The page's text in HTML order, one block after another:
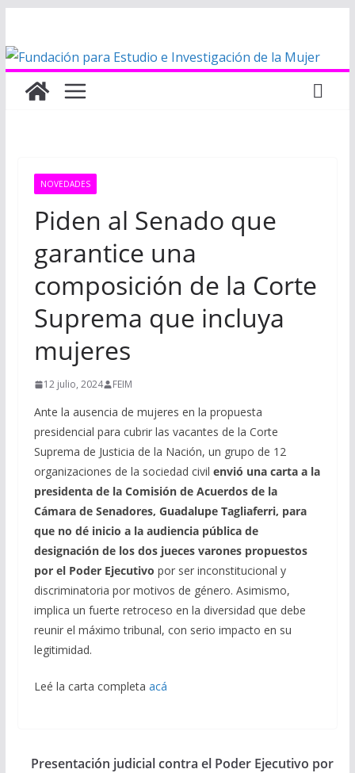
contenido
NOVEDADES
Piden al Senado que
garantice una
composición de la Corte
Suprema que incluya
mujeres
12 julio, 2024 FEIM
Ante la ausencia de mujeres en la propuesta
presidencial para cubrir las vacantes de la Corte
Suprema de Justicia de la Nación, un grupo de 12
organizaciones de la sociedad civil envió una carta a la
presidenta de la Comisión de Acuerdos de la
Cámara de Senadores, Guadalupe Tagliaferri, para
que no dé inicio a la audiencia pública de
designación de los dos jueces varones propuestos
por el Poder Ejecutivo por ser inconstitucional y
discriminatoria por motivos de género. Asimismo,
implica un fuerte retroceso en la diversidad que debe
reunir el máximo tribunal, con serio impacto en su
legitimidad.
Leé la carta completa acá
Presentación judicial contra el Poder Ejecutivo por